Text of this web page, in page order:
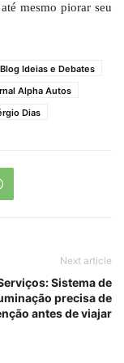
mesmo piorar seu
Blog Ideias e Debates
Alpha Autos
Dias
Next article
Sistema de
precisa de
antes de viajar